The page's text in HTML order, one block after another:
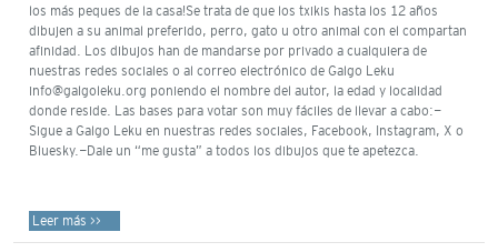
los más peques de la casa!Se trata de que los txikis hasta los 12 años
dibujen a su animal preferido, perro, gato u otro animal con el compartan
afinidad. Los dibujos han de mandarse por privado a cualquiera de
nuestras redes sociales o al correo electrónico de Galgo Leku
info@galgoleku.org poniendo el nombre del autor, la edad y localidad
donde reside. Las bases para votar son muy fáciles de llevar a cabo:-
Sigue a Galgo Leku en nuestras redes sociales, Facebook, Instagram, X o
Bluesky.-Dale un “me gusta” a todos los dibujos que te apetezca.
Leer más >>